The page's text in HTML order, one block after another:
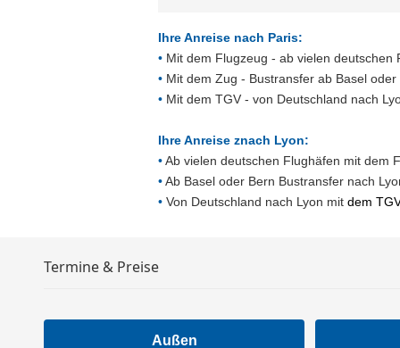
Ihre Anreise nach Paris:
• Mit dem Flugzeug - ab vielen deutschen
• Mit dem Zug - Bustransfer ab Basel oder
• Mit dem TGV - von Deutschland nach
Ihre Anreise znach Lyon:
•Ab vielen deutschen Flughäfen mit dem
•Ab Basel oder Bern Bustransfer nach
• Von Deutschland nach Lyon mit dem TG
Termine & Preise
Außen